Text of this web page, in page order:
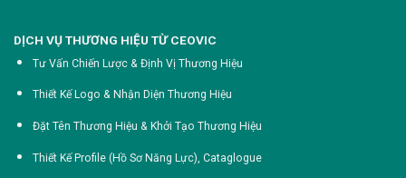
DỊCH VỤ THƯƠNG HIỆU TỪ CEOVIC
Tư Vấn Chiến Lược & Định Vị Thương Hiệu
Thiết Kế Logo & Nhận Diện Thương Hiệu
Đặt Tên Thương Hiệu & Khởi Tạo Thương Hiệu
Thiết Kế Profile (Hồ Sơ Năng Lực), Cataglogue